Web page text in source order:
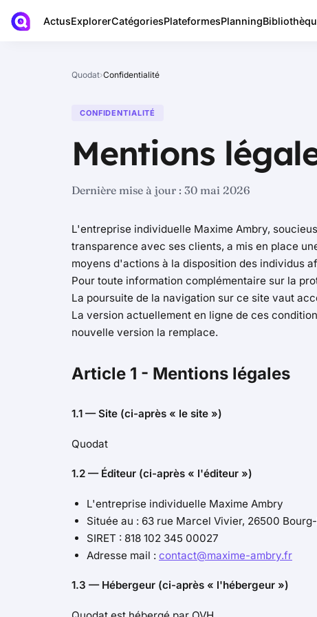
ActusExplorerCatégoriesPlateformesPlanning
Quodat›Confidentialité
CONFIDENTIALITÉ
Mentions
Dernière mise à jour : 30 mai 2026
L'entreprise individuelle Maxime Ambry,
transparence avec ses clients, a mis en place
moyens d'actions à la disposition des individus
Pour toute information complémentaire sur la
La poursuite de la navigation sur ce site vaut
La version actuellement en ligne de ces
nouvelle version la remplace.
Article 1 - Mentions légales
1.1 — Site (ci-après « le site »)
Quodat
1.2 — Éditeur (ci-après « l'éditeur »)
L'entreprise individuelle Maxime Ambry
Située au : 63 rue Marcel Vivier, 26500
SIRET : 818 102 345 00027
Adresse mail : contact@maxime-ambry.fr
1.3 — Hébergeur (ci-après « l'hébergeur »)